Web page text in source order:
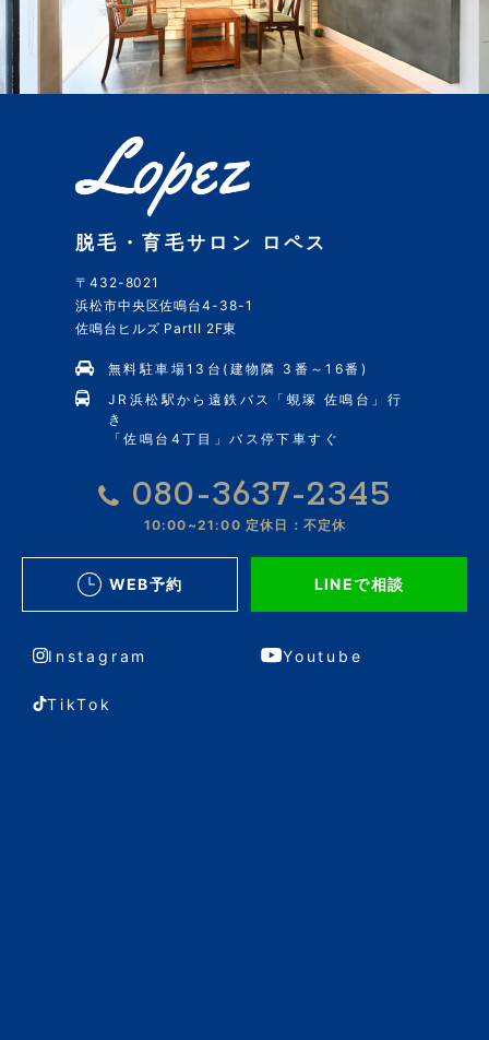
脱毛・育毛サロン ロペス
〒432-8021
浜松市中央区佐鳴台4-38-1
佐鳴台ヒルズ PartII 2F東
無料駐車場13台(建物隣 3番～16番)
JR浜松駅から遠鉄バス「蜆塚 佐鳴台」行
き
「佐鳴台4丁目」バス停下車すぐ
080-3637-2345
10:00~21:00 定休日：不定休
WEB予約 LINEで相談
Instagram Youtube
TikTok